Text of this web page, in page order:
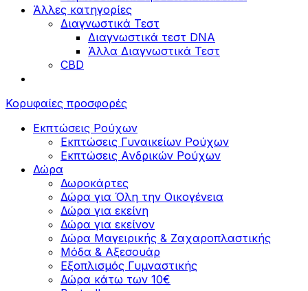
Άλλες κατηγορίες
Διαγνωστικά Τεστ
Διαγνωστικά τεστ DNA
Άλλα Διαγνωστικά Τεστ
CBD
Κορυφαίες προσφορές
Εκπτώσεις Ρούχων
Εκπτώσεις Γυναικείων Ρούχων
Εκπτώσεις Aνδρικών Ρούχων
Δώρα
Δωροκάρτες
Δώρα για Όλη την Οικογένεια
Δώρα για εκείνη
Δώρα για εκείνον
Δώρα Μαγειρικής & Ζαχαροπλαστικής
Μόδα & Αξεσουάρ
Εξοπλισμός Γυμναστικής
Δώρα κάτω των 10€